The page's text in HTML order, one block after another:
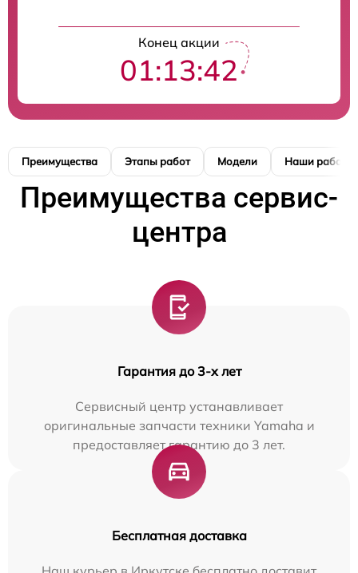
Конец акции
01:13:41
Преимущества Этапы работ Модели Наши работы
Преимущества сервис-
центра
Гарантия до 3-х лет
Сервисный центр устанавливает
оригинальные запчасти техники Yamaha и
предоставляет гарантию до 3 лет.
Бесплатная доставка